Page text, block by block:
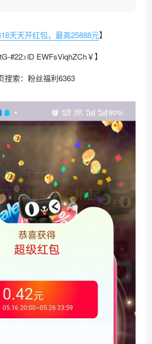
天天开红包，最高25888元】
#22>lD EWFsViqhZCh￥】
搜索：粉丝福利6363